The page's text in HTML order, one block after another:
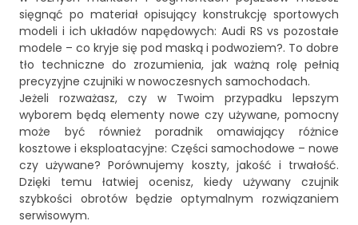
sięgnąć po materiał opisujący konstrukcję sportowych
modeli i ich układów napędowych: Audi RS vs pozostałe
modele – co kryje się pod maską i podwoziem?. To dobre
tło techniczne do zrozumienia, jak ważną rolę pełnią
precyzyjne czujniki w nowoczesnych samochodach.
Jeżeli rozważasz, czy w Twoim przypadku lepszym
wyborem będą elementy nowe czy używane, pomocny
może być również poradnik omawiający różnice
kosztowe i eksploatacyjne: Części samochodowe – nowe
czy używane? Porównujemy koszty, jakość i trwałość.
Dzięki temu łatwiej ocenisz, kiedy używany czujnik
szybkości obrotów będzie optymalnym rozwiązaniem
serwisowym.